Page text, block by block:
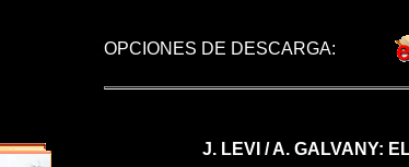
OPCIONES DE DESCARGA:
J. LEVI / A. GALVANY: